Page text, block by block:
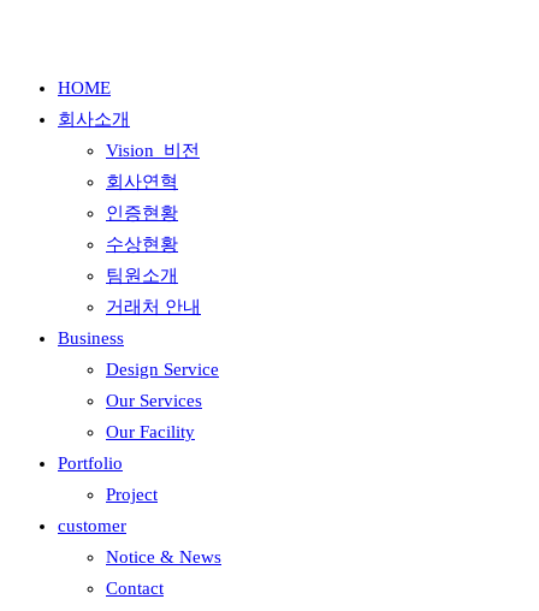
HOME
회사소개
Vision_비전
회사연혁
인증현황
수상현황
팀원소개
거래처 안내
Business
Design Service
Our Services
Our Facility
Portfolio
Project
customer
Notice & News
Contact